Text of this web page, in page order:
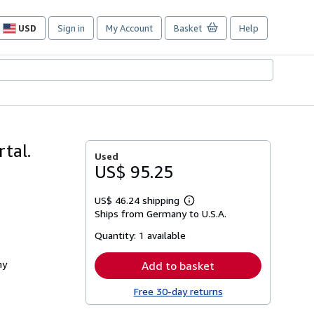
USD
Site
preferences
Sign in My Account Basket Help
Used
US$ 95.25
US$ 46.24 shipping
Learn
more
Ships from Germany to U.S.A.
Quantity: 1 available
Add to basket
Free 30-day returns